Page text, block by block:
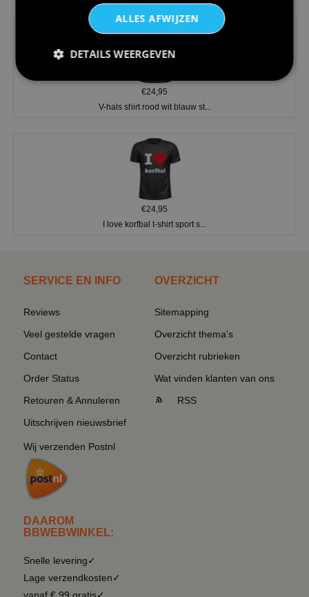
€24,95
V-hals shirt rood wit blauw st...
€24,95
I love korfbal t-shirt sport s...
SERVICE EN INFO
Reviews
Veel gestelde vragen
Contact
Order Status
Retouren & Annuleren
Uitschrijven nieuwsbrief
Wij verzenden Postnl
DAAROM
BBWEBWINKEL:
Snelle levering✓
Lage verzendkosten✓
OVERZICHT
Sitemapping
Overzicht thema's
Overzicht rubrieken
Wat vinden klanten van ons
RSS
ALLES AFWIJZEN
DETAILS WEERGEVEN